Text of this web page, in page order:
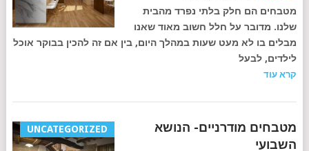
מטבחים הם חלק בלתי נפרד מהבית
שלנו. מדובר על חלל חשוב מאוד שאנו
מבלים בו לא מעט שעות במהלך היום, בין אם זה להכין בבוקר אוכל
לילדים, לבעל
קרא עוד
UNCATEGORIZED
מטבחים מודרניים- הנושא
השבועי